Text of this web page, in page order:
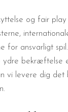
og fair
for ansvarligt
bekræftelse
vi levere dig